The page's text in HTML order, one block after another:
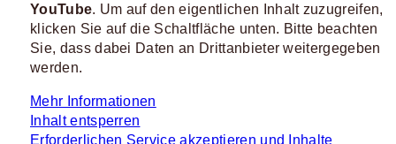
YouTube. Um auf den eigentlichen Inhalt zuzugreifen,
klicken Sie auf die Schaltfläche unten. Bitte beachten
Sie, dass dabei Daten an Drittanbieter weitergegeben
werden.
Mehr Informationen
Inhalt entsperren
Erforderlichen Service akzeptieren und Inhalte